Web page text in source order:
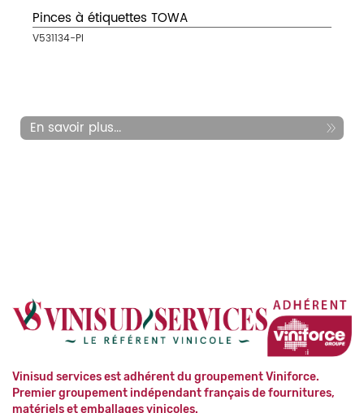
Pinces à étiquettes TOWA
V531134-PI
En savoir plus...
Vinisud services est adhérent du groupement Viniforce.
Premier groupement indépendant français de fournitures,
matériels et emballages vinicoles.